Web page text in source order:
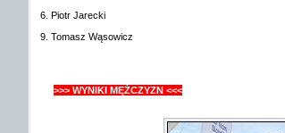
6. Piotr Jarecki
9. Tomasz Wąsowicz
>>> WYNIKI MĘŻCZYZN <<<